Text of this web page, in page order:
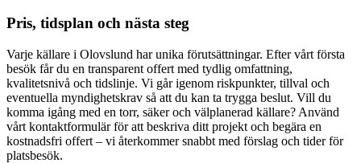
Pris, tidsplan och nästa steg
Varje källare i Olovslund har unika förutsättningar. Efter vårt första
besök får du en transparent offert med tydlig omfattning,
kvalitetsnivå och tidslinje. Vi går igenom riskpunkter, tillval och
eventuella myndighetskrav så att du kan ta trygga beslut. Vill du
komma igång med en torr, säker och välplanerad källare? Använd
vårt kontaktformulär för att beskriva ditt projekt och begära en
kostnadsfri offert – vi återkommer snabbt med förslag och tider för
platsbesök.